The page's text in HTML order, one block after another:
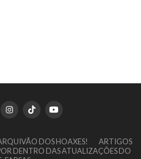
DOS HOAXES!
ARTIGOS
DENTRO DAS ATUALIZAÇÕES DO